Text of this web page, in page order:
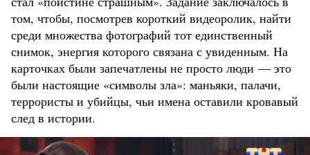
том, чтобы, посмотрев короткий видеоролик, найти
среди множества фотографий тот единственный
снимок, энергия которого связана с увиденным. На
карточках были запечатлены не просто люди — это
были настоящие «символы зла»: маньяки, палачи,
террористы и убийцы, чьи имена оставили кровавый
след в истории.